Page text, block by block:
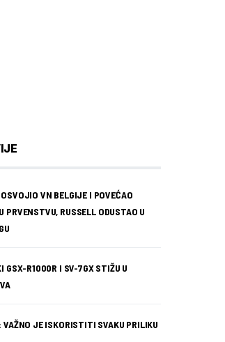
VN BELGIJE I POVEĆAO
PRVENSTVU, RUSSELL ODUSTAO U
GSX-R1000R I SV-7GX STIŽU U
JE ISKORISTITI SVAKU PRILIKU